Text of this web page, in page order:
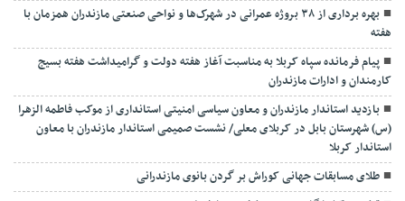
بهره برداری از ۳۸ بروژه عمرانی در شهرک‌ها و نواحی صنعتی مازندران همزمان با
هفته
پیام فرمانده سپاه کربلا به مناسبت آغاز هفته دولت و گرامیداشت هفته بسیج
کارمندان و ادارات مازندران
بازدید استاندار مازندران و معاون سیاسی امنیتی استانداری از موکب فاطمه الزهرا
(س) شهرستان بابل در کربلای معلی/ نشست صمیمی استاندار مازندران با معاون
استاندار کربلا
طلای مسابقات جهانی کوراش بر گردن بانوی مازندرانی